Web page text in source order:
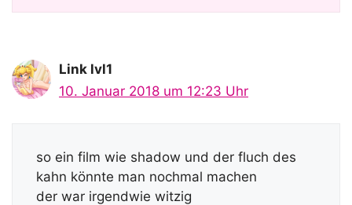
Link lvl1
10. Januar 2018 um 12:23 Uhr
so ein film wie shadow und der fluch des
kahn könnte man nochmal machen
der war irgendwie witzig